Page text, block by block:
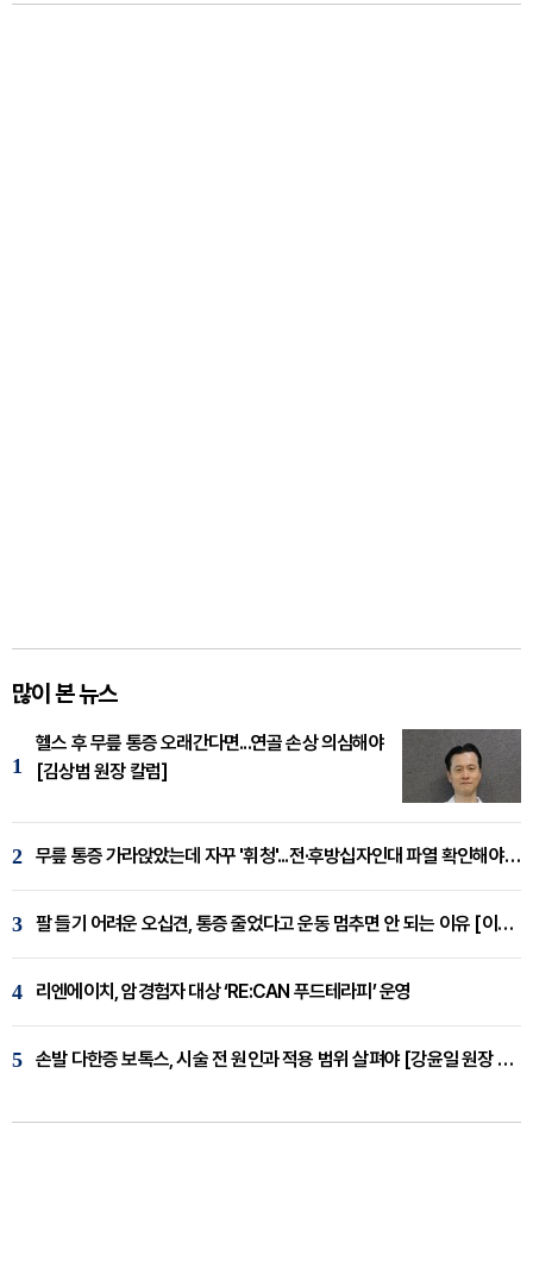
많이 본 뉴스
1
헬스 후 무릎 통증 오래간다면...연골 손상 의심해야
[김상범 원장 칼럼]
2 무릎 통증 가라앉았는데 자꾸 '휘청'...전·후방십자인대 파열 확인해야 [곽우경 원장 칼럼]
3 팔 들기 어려운 오십견, 통증 줄었다고 운동 멈추면 안 되는 이유 [이병욱 원장 칼럼]
4 리엔에이치, 암경험자 대상 ‘RE:CAN 푸드테라피’ 운영
5 손발 다한증 보톡스, 시술 전 원인과 적용 범위 살펴야 [강윤일 원장 칼럼]